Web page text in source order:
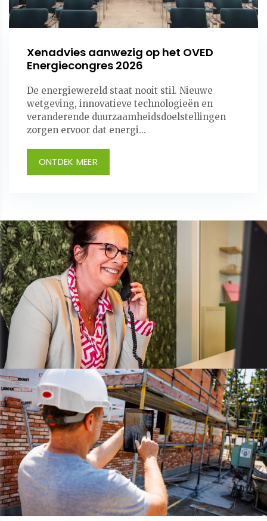
Xenadvies aanwezig op het OVED
Energiecongres 2026
De energiewereld staat nooit stil. Nieuwe
wetgeving, innovatieve technologieën en
veranderende duurzaamheidsdoelstellingen
zorgen ervoor dat energi...
ONTDEK MEER